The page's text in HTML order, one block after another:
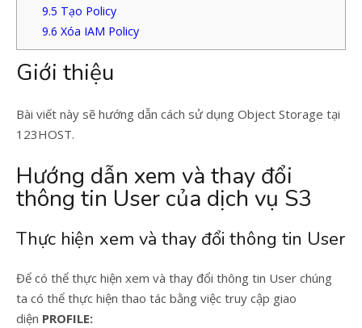
9.5 Tạo Policy
9.6 Xóa IAM Policy
Giới thiệu
Bài viết này sẽ hướng dẫn cách sử dụng Object Storage tại
123HOST.
Hướng dẫn xem và thay đổi
thông tin User của dịch vụ S3
Thực hiện xem và thay đổi thông tin User
Để có thể thực hiện xem và thay đổi thông tin User chúng
ta có thể thực hiện thao tác bằng việc truy cập giao
diện PROFILE: